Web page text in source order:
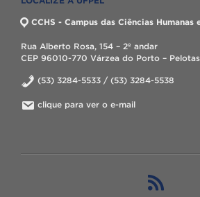
CCHS - Campus das Ciências Humanas
Rua Alberto Rosa, 154 – 2º andar
CEP 96010-770 Várzea do Porto – Pelotas
(53) 3284-5533 / (53) 3284-5538
clique para ver o e-mail